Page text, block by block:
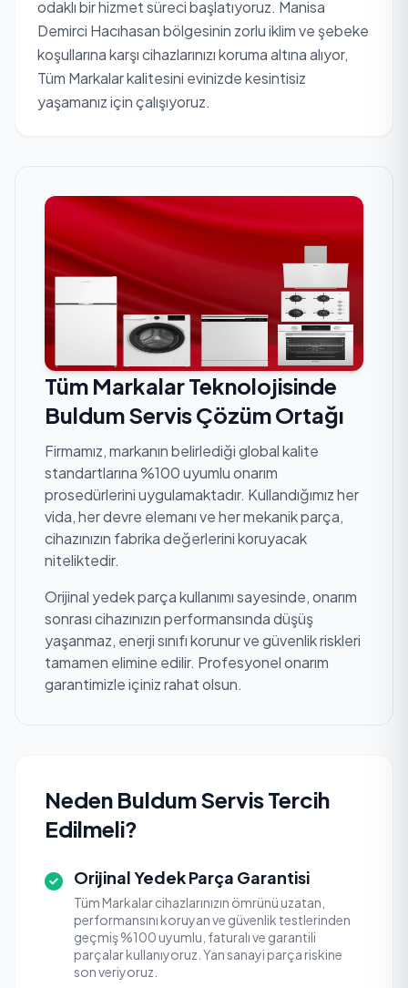
odaklı bir hizmet süreci başlatıyoruz. Manisa
Demirci Hacıhasan bölgesinin zorlu iklim ve şebeke
koşullarına karşı cihazlarınızı koruma altına alıyor,
Tüm Markalar kalitesini evinizde kesintisiz
yaşamanız için çalışıyoruz.
Tüm Markalar Teknolojisinde
Buldum Servis Çözüm Ortağı
Firmamız, markanın belirlediği global kalite
standartlarına %100 uyumlu onarım
prosedürlerini uygulamaktadır. Kullandığımız her
vida, her devre elemanı ve her mekanik parça,
cihazınızın fabrika değerlerini koruyacak
niteliktedir.
Orijinal yedek parça kullanımı sayesinde, onarım
sonrası cihazınızın performansında düşüş
yaşanmaz, enerji sınıfı korunur ve güvenlik riskleri
tamamen elimine edilir. Profesyonel onarım
garantimizle içiniz rahat olsun.
Neden Buldum Servis Tercih
Edilmeli?
Orijinal Yedek Parça Garantisi
Tüm Markalar cihazlarınızın ömrünü uzatan,
performansını koruyan ve güvenlik testlerinden
geçmiş %100 uyumlu, faturalı ve garantili
parçalar kullanıyoruz. Yan sanayi parça riskine
son veriyoruz.